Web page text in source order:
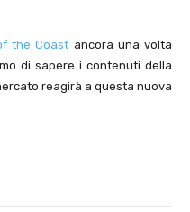
the Coast ancora una volta
di sapere i contenuti della
reagirà a questa nuova